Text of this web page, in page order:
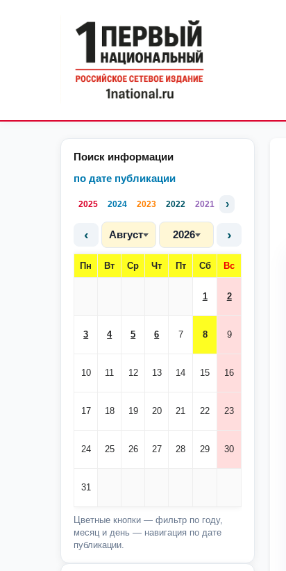
Поиск информации
по дате публикации
2025 2024 2023 2022 2021 ›
‹ Август 2026 ›
Пн Вт Ср Чт Пт Сб Вс
1 2
3 4 5 6 7 8 9
10 11 12 13 14 15 16
17 18 19 20 21 22 23
24 25 26 27 28 29 30
31
Цветные кнопки — фильтр по году,
месяц и день — навигация по дате
публикации.